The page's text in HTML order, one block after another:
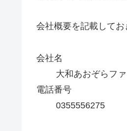
会社概要を記載してお
会社名
大和あおぞらフ
電話番号
0355556275